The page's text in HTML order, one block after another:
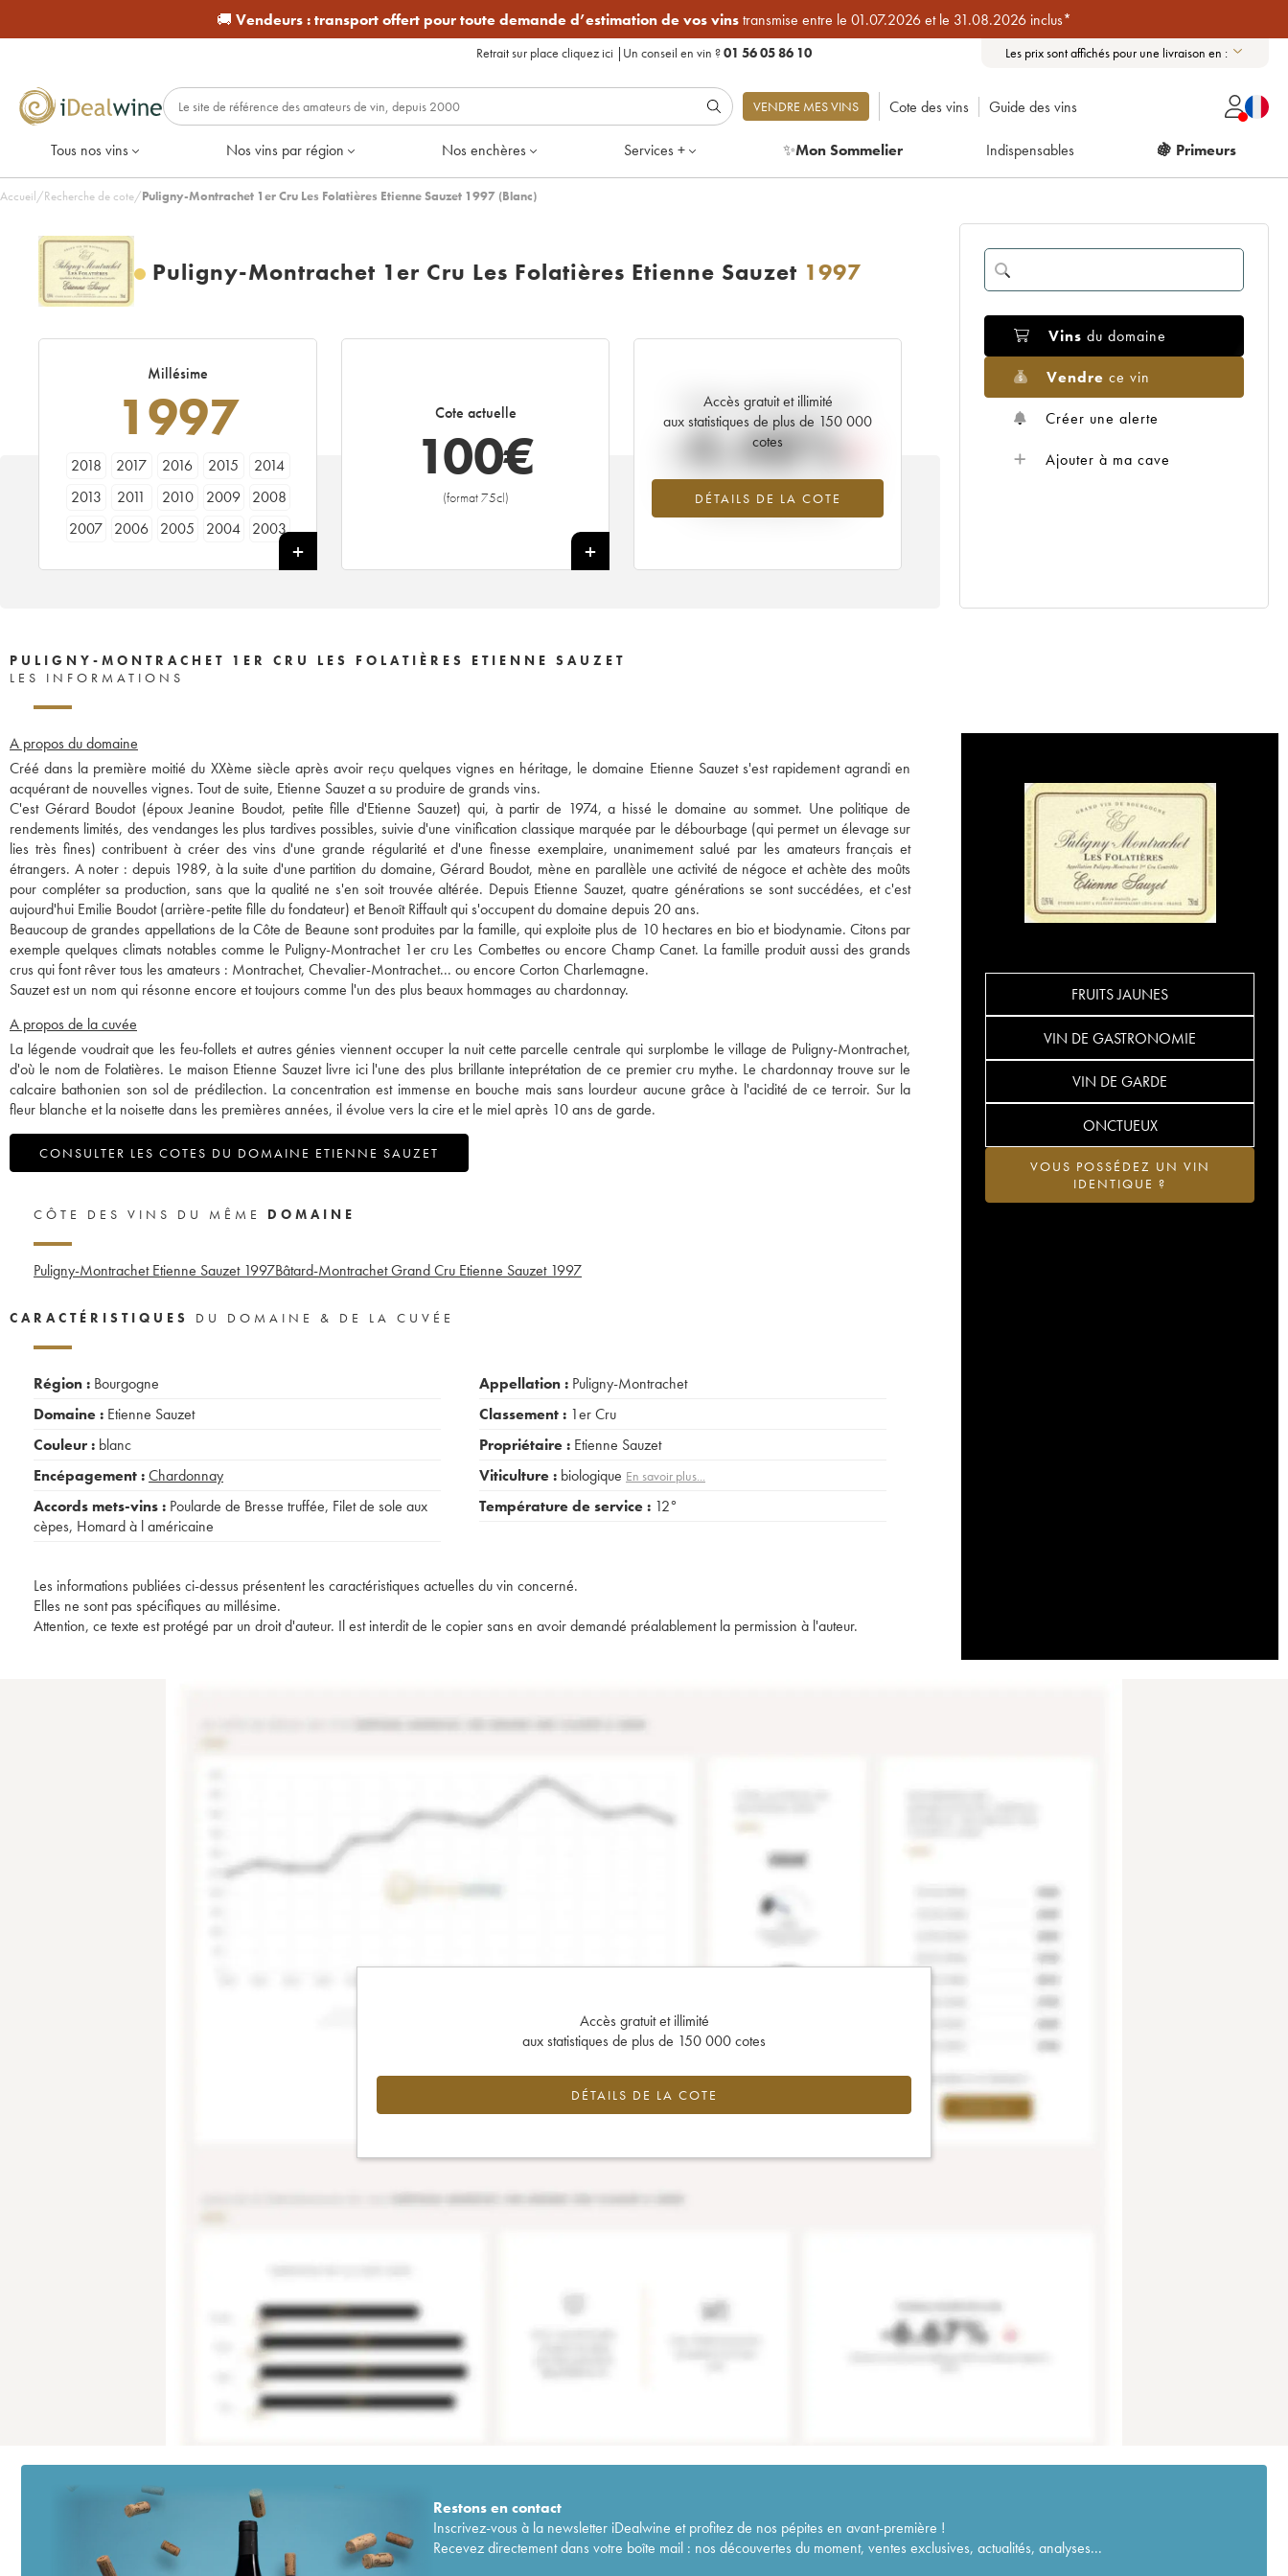
🚚 Vendeurs :transport offert pour toute demande d’estimation de vos vinstransmise entre le 01.07.2026 et le 31.08.2026 inclus*
Retrait sur place cliquez ici | Un conseil en vin ?01 56 05 86 10 Les prix sont affichés pour une livraison en :
VENDRE MES VINS Cote des vins Guide des vins
Tous nos vins Nos vins par région Nos enchères Services + ✨Mon Sommelier Indispensables 🍇 Primeurs
Accueil/Recherche de cote/Puligny-Montrachet 1er Cru Les Folatières Etienne Sauzet 1997 (Blanc)
Puligny-Montrachet 1er Cru Les Folatières Etienne Sauzet 1997
Millésime
1997
2018 2017 2016 2015
2014
2013
2011 2010 2009
2008
2007
2006 2005 2004
2003
Cote actuelle
100€
(format 75cl)
+
Accès gratuit et illimité
aux statistiques de plus de 150 000
cotes
DÉTAILS DE LA COTE
Tendance actuelle de la cote
-4.48%
Tendance à la baisse du millésime 1997
en 2026 par rapport à 2025
Vins du domaine
Vendre ce vin
Créer une alerte
Ajouter à ma cave
PULIGNY-MONTRACHET 1ER CRU LES FOLATIÈRES ETIENNE SAUZET
LES INFORMATIONS
A propos du domaine
Créé dans la première moitié du XXème siècle après avoir reçu quelques vignes en héritage, le domaine Etienne Sauzet s'est rapidement agrandi en
acquérant de nouvelles vignes. Tout de suite, Etienne Sauzet a su produire de grands vins.
C'est Gérard Boudot (époux Jeanine Boudot, petite fille d'Etienne Sauzet) qui, à partir de 1974, a hissé le domaine au sommet. Une politique de
rendements limités, des vendanges les plus tardives possibles, suivie d'une vinification classique marquée par le débourbage (qui permet un élevage sur
lies très fines) contribuent à créer des vins d'une grande régularité et d'une finesse exemplaire, unanimement salué par les amateurs français et
étrangers. A noter : depuis 1989, à la suite d'une partition du domaine, Gérard Boudot, mène en parallèle une activité de négoce et achète des moûts
pour compléter sa production, sans que la qualité ne s'en soit trouvée altérée. Depuis Etienne Sauzet, quatre générations se sont succédées, et c'est
aujourd'hui Emilie Boudot (arrière-petite fille du fondateur) et Benoît Riffault qui s'occupent du domaine depuis 20 ans.
Beaucoup de grandes appellations de la Côte de Beaune sont produites par la famille, qui exploite plus de 10 hectares en bio et biodynamie. Citons par
exemple quelques climats notables comme le Puligny-Montrachet 1er cru Les Combettes ou encore Champ Canet. La famille produit aussi des grands
crus qui font rêver tous les amateurs : Montrachet, Chevalier-Montrachet... ou encore Corton Charlemagne.
Sauzet est un nom qui résonne encore et toujours comme l'un des plus beaux hommages au chardonnay.
A propos de la cuvée
La légende voudrait que les feu-follets et autres génies viennent occuper la nuit cette parcelle centrale qui surplombe le village de Puligny-Montrachet,
d'où le nom de Folatières. Le maison Etienne Sauzet livre ici l'une des plus brillante inteprétation de ce premier cru mythe. Le chardonnay trouve sur le
calcaire bathonien son sol de prédilection. La concentration est immense en bouche mais sans lourdeur aucune grâce à l'acidité de ce terroir. Sur la
fleur blanche et la noisette dans les premières années, il évolue vers la cire et le miel après 10 ans de garde.
CONSULTER LES COTES DU DOMAINE ETIENNE SAUZET
FRUITS JAUNES
VIN DE GASTRONOMIE
VIN DE GARDE
ONCTUEUX
VOUS POSSÉDEZ UN VIN
IDENTIQUE ?
CÔTE DES VINS DU MÊME
DOMAINE
Puligny-Montrachet Etienne Sauzet 1997Bâtard-Montrachet Grand Cru Etienne Sauzet 1997
CARACTÉRISTIQUES DU DOMAINE & DE LA CUVÉE
Région : Bourgogne
Domaine : Etienne Sauzet
Couleur : blanc
Encépagement :Chardonnay
Accords mets-vins : Poularde de Bresse truffée, Filet de sole aux
cèpes, Homard à l américaine
Appellation : Puligny-Montrachet
Classement : 1er Cru
Propriétaire : Etienne Sauzet
Viticulture : biologique En savoir plus...
Température de service : 12°
Les informations publiées ci-dessus présentent les caractéristiques actuelles du vin concerné.
Elles ne sont pas spécifiques au millésime.
Attention, ce texte est protégé par un droit d'auteur. Il est interdit de le copier sans en avoir demandé préalablement la permission à l'auteur.
Accès gratuit et illimité
aux statistiques de plus de 150 000 cotes
DÉTAILS DE LA COTE
Restons encontact
Inscrivez-vous à la newsletter iDealwine et profitez de nos pépites en avant-première !
Recevez directement dans votre boîte mail : nos découvertes du moment, ventes exclusives, actualités, analyses...